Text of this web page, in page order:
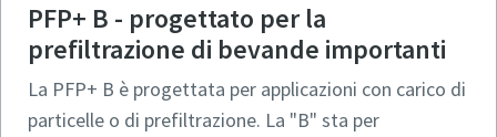
PFP+ B - progettato per la
prefiltrazione di bevande importanti
La PFP+ B è progettata per applicazioni con carico di
particelle o di prefiltrazione. La "B" sta per